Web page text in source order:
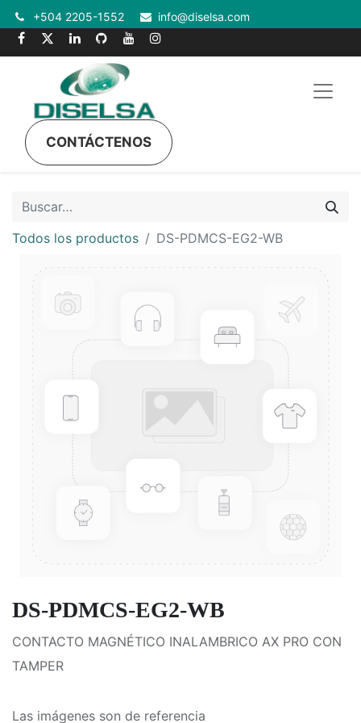
+504 2205-1552 info@diselsa.com
CONTÁCTENOS
Todos los productos DS-PDMCS-EG2-WB
DS-PDMCS-EG2-WB
CONTACTO MAGNÉTICO INALAMBRICO AX PRO CON
TAMPER
Las imágenes son de referencia